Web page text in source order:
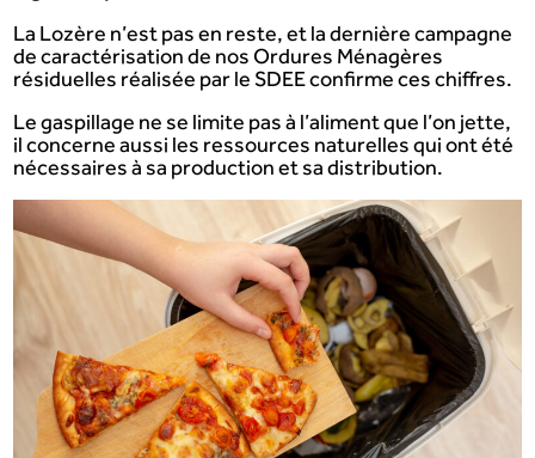
La Lozère n’est pas en reste, et la dernière campagne
de caractérisation de nos Ordures Ménagères
résiduelles réalisée par le SDEE confirme ces chiffres.
Le gaspillage ne se limite pas à l’aliment que l’on jette,
il concerne aussi les ressources naturelles qui ont été
nécessaires à sa production et sa distribution.